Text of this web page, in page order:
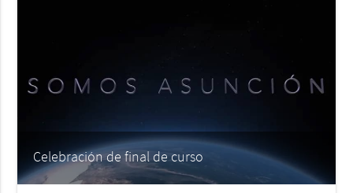
Celebración de final de curso